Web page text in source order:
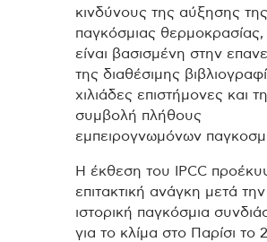
κινδύνους της αύξησης της
παγκόσμιας
είναι βασισμένη στην
της διαθέσιμης
χιλιάδες επιστήμονες και
συμβολή πλήθους
εμπειρογνωμόνων
Η έκθεση του IPCC
επιτακτική ανάγκη μετά την
ιστορική παγκόσμια
για το κλίμα στο Παρίσι το